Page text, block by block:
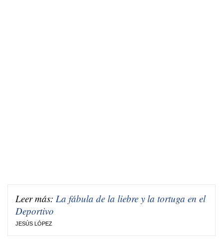
Leer más: La fábula de la liebre y la tortuga en el
Deportivo
JESÚS LÓPEZ